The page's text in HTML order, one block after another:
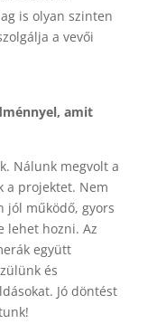
is olyan szinten
a vevői
amit
Nálunk megvolt a
a projektet. Nem
jól működő, gyors
lehet hozni. Az
együtt
és
Jó döntést